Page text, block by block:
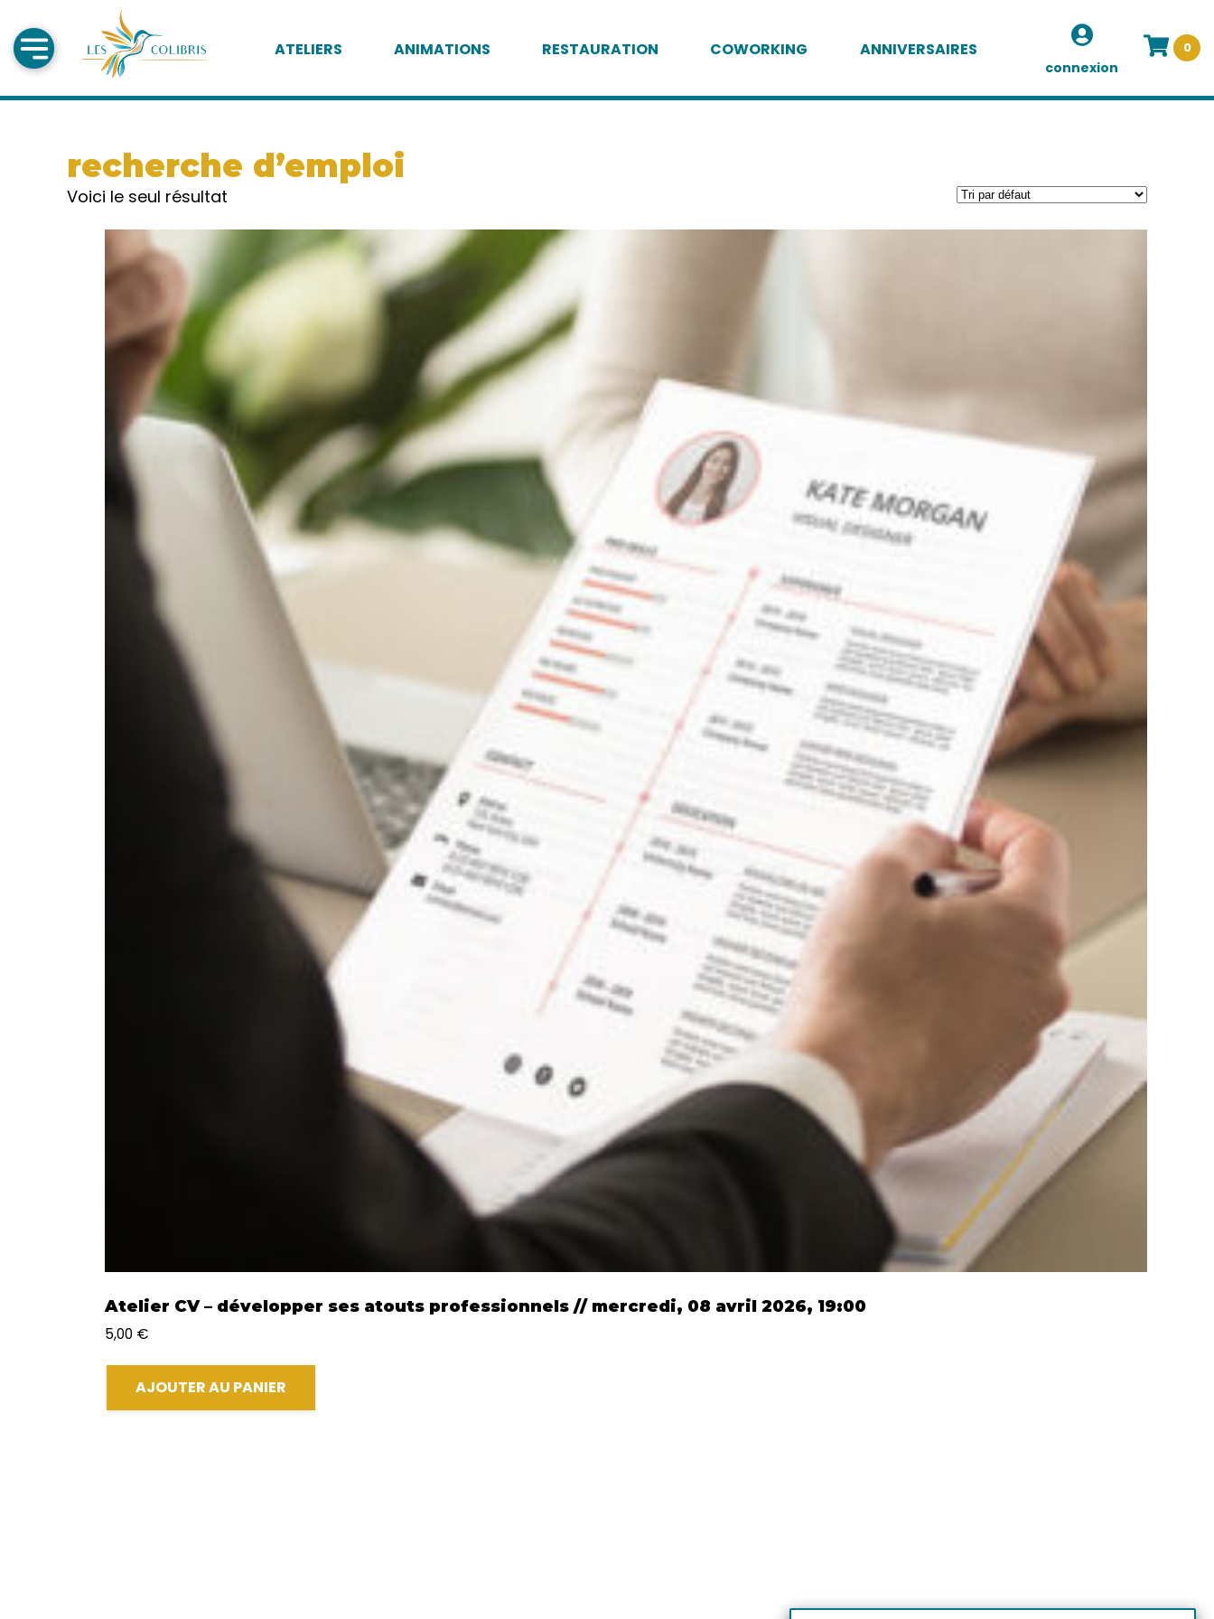
ATELIERS ANIMATIONS RESTAURATION COWORKING ANNIVERSAIRES
connexion
0
recherche d’emploi
Voici le seul résultat
Atelier CV – développer ses atouts professionnels // mercredi, 08 avril 2026, 19:00
5,00 €
AJOUTER AU PANIER